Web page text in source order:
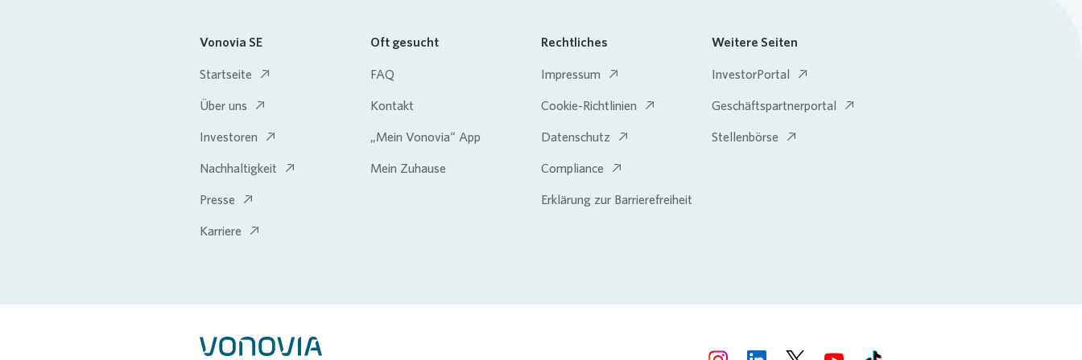
Vonovia SE
Startseite
Über uns
Investoren
Nachhaltigkeit
Presse
Karriere
Oft gesucht
FAQ
Kontakt
„Mein Vonovia“ App
Mein Zuhause
Rechtliches
Impressum
Cookie-Richtlinien
Datenschutz
Compliance
Erklärung zur Barrierefreiheit
Weitere Seiten
InvestorPortal
Geschäftspartnerportal
Stellenbörse